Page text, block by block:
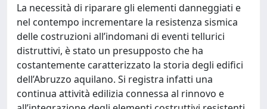
La necessità di riparare gli elementi danneggiati e
nel contempo incrementare la resistenza sismica
delle costruzioni all’indomani di eventi tellurici
distruttivi, è stato un presupposto che ha
costantemente caratterizzato la storia degli edifici
dell’Abruzzo aquilano. Si registra infatti una
continua attività edilizia connessa al rinnovo e